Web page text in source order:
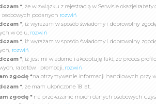
*, że w związku z rejestracją w Serwisie
podanych rozwiń
*, iż wyrażam w sposób świadomy i dobrowolny
w celu, rozwiń
*, iż wyrażam w sposób świadomy i dobrowolny
rozwiń
*, iż jest mi wiadome i akceptuję fakt, że proces
rabatów i promocji, rozwiń
zgodę *na otrzymywanie informacji handlowych przy
*, że mam ukończone 18 lat.
zgodę * na przekazanie moich danych osobowych